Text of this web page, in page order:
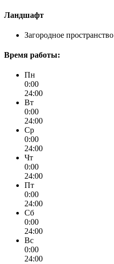
Ландшафт
Загородное пространство
Время работы:
Пн
0:00
24:00
Вт
0:00
24:00
Ср
0:00
24:00
Чт
0:00
24:00
Пт
0:00
24:00
Сб
0:00
24:00
Вс
0:00
24:00